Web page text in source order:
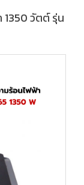
1350 วัตต์ รุ่น